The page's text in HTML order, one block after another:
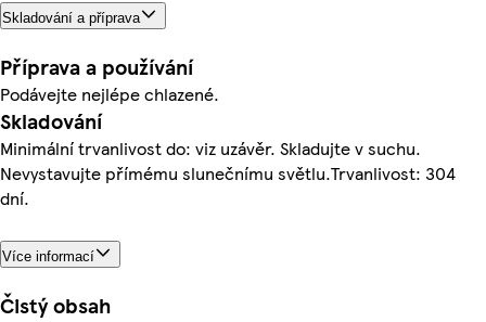
Skladování a příprava
Příprava a používání
Podávejte nejlépe chlazené.
Skladování
Minimální trvanlivost do: viz uzávěr. Skladujte v suchu.
Nevystavujte přímému slunečnímu světlu.Trvanlivost: 304
dní.
Více informací
Čistý obsah